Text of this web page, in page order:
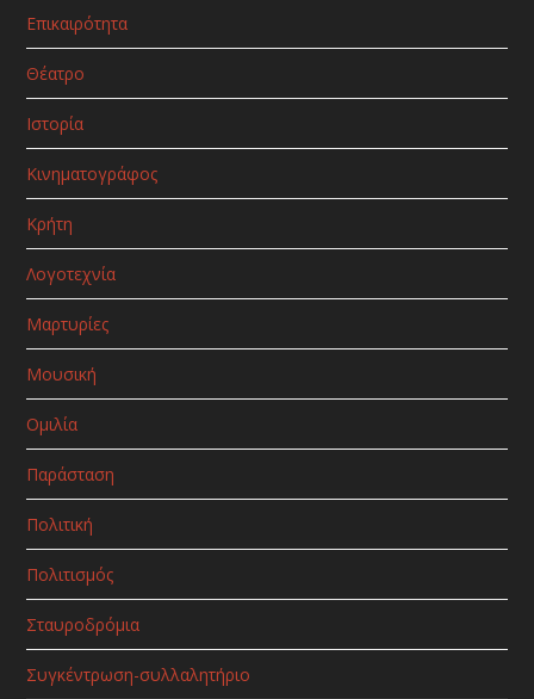
Επικαιρότητα
Θέατρο
Ιστορία
Κινηματογράφος
Κρήτη
Λογοτεχνία
Μαρτυρίες
Μουσική
Ομιλία
Παράσταση
Πολιτική
Πολιτισμός
Σταυροδρόμια
Συγκέντρωση-συλλαλητήριο